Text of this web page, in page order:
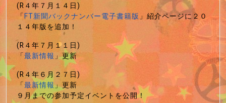
(R４年７月１４日)
「FT新聞バックナンバー電子書籍版」紹介ページに２０
１４年版を追加！
(R４年７月１１日)
「最新情報」更新
(R４年６月２７日)
「最新情報」更新
９月までの参加予定イベントを公開！